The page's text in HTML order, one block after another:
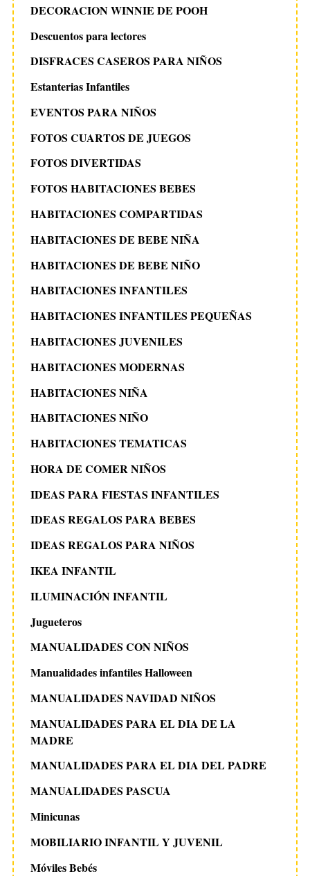
DECORACION WINNIE DE POOH
Descuentos para lectores
DISFRACES CASEROS PARA NIÑOS
Estanterias Infantiles
EVENTOS PARA NIÑOS
FOTOS CUARTOS DE JUEGOS
FOTOS DIVERTIDAS
FOTOS HABITACIONES BEBES
HABITACIONES COMPARTIDAS
HABITACIONES DE BEBE NIÑA
HABITACIONES DE BEBE NIÑO
HABITACIONES INFANTILES
HABITACIONES INFANTILES PEQUEÑAS
HABITACIONES JUVENILES
HABITACIONES MODERNAS
HABITACIONES NIÑA
HABITACIONES NIÑO
HABITACIONES TEMATICAS
HORA DE COMER NIÑOS
IDEAS PARA FIESTAS INFANTILES
IDEAS REGALOS PARA BEBES
IDEAS REGALOS PARA NIÑOS
IKEA INFANTIL
ILUMINACIÓN INFANTIL
Jugueteros
MANUALIDADES CON NIÑOS
Manualidades infantiles Halloween
MANUALIDADES NAVIDAD NIÑOS
MANUALIDADES PARA EL DIA DE LA
MADRE
MANUALIDADES PARA EL DIA DEL PADRE
MANUALIDADES PASCUA
Minicunas
MOBILIARIO INFANTIL Y JUVENIL
Móviles Bebés